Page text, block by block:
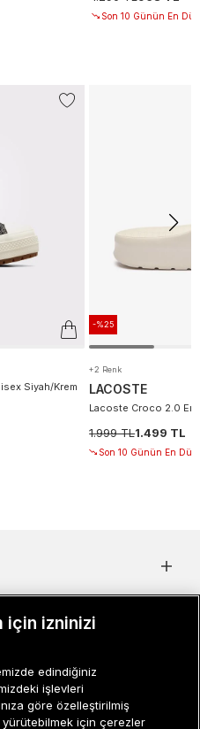
Son 10 Günün En
Siyah/Krem
-%25
+2 Renk
LACOSTE
Lacoste Croco 2.0
1.999 TL1.499 TL
Son 10 Günün En
için izninizi
edindiğiniz
işlevleri
göre özelleştirilmiş
için çerezler